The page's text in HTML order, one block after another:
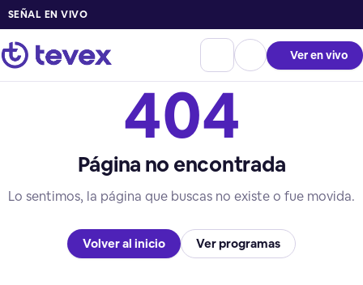
SEÑAL EN VIVO
Ver en vivo
404
Página no encontrada
Lo sentimos, la página que buscas no existe o fue movida.
Volver al inicio Ver programas